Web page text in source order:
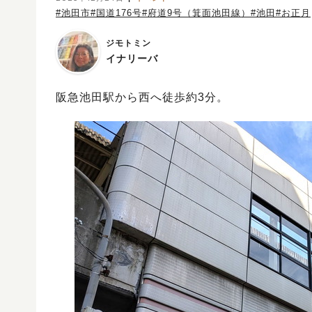
#池田市#国道176号#府道9号（箕面池田線） #池田 #お正月
ジモトミン
イナリーバ
阪急池田駅から西へ徒歩約3分。